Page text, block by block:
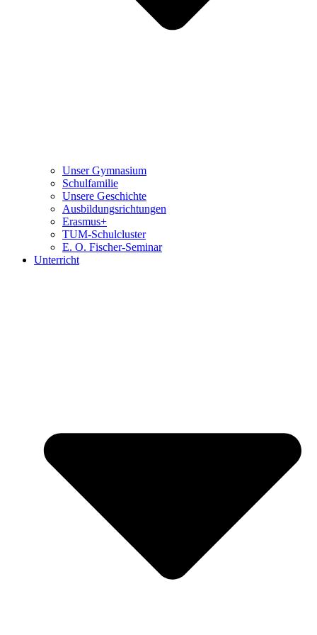
Unser Gymnasium
Schulfamilie
Unsere Geschichte
Ausbildungsrichtungen
Erasmus+
TUM-Schulcluster
E. O. Fischer-Seminar
Unterricht